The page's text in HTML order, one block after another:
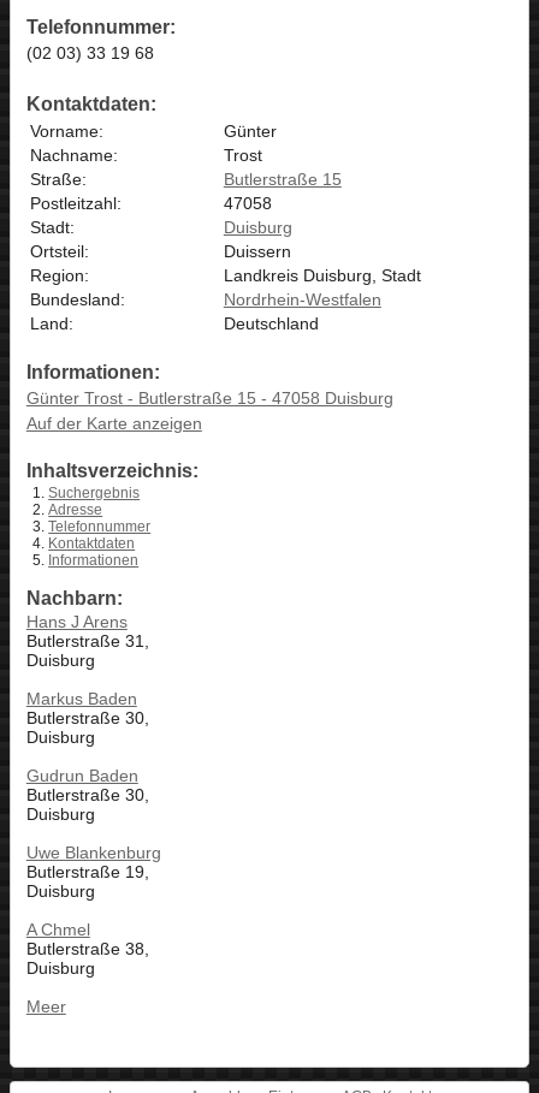
Telefonnummer:
(02 03) 33 19 68
Kontaktdaten:
Vorname:
Günter
Nachname:
Trost
Straße:
Butlerstraße 15
Postleitzahl:
47058
Stadt:
Duisburg
Ortsteil:
Duissern
Region:
Landkreis Duisburg, Stadt
Bundesland:
Nordrhein-Westfalen
Land:
Deutschland
Informationen:
Günter Trost - Butlerstraße 15 - 47058 Duisburg
Auf der Karte anzeigen
Inhaltsverzeichnis:
Suchergebnis
Adresse
Telefonnummer
Kontaktdaten
Informationen
Nachbarn:
Hans J Arens
Butlerstraße 31,
Duisburg
Markus Baden
Butlerstraße 30,
Duisburg
Gudrun Baden
Butlerstraße 30,
Duisburg
Uwe Blankenburg
Butlerstraße 19,
Duisburg
A Chmel
Butlerstraße 38,
Duisburg
Meer